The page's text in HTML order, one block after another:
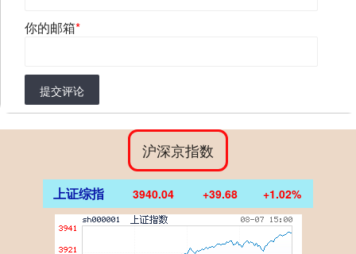
你的邮箱*
提交评论
沪深京指数
上证综指 3940.04 +39.68 +1.02%